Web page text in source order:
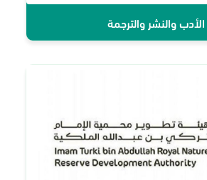
والنشر والترجمة